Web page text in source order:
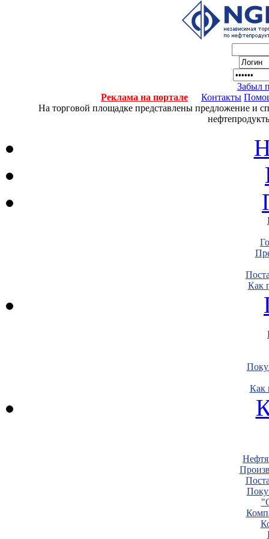
Забыл
Реклама на портале
Контакты
На торговой площадке представлены предложение и
Как
Как